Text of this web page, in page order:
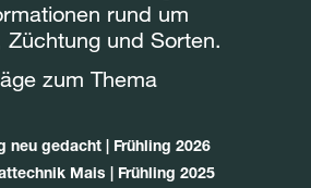
rund um
und Sorten.
zum Thema
neu gedacht | Frühling 2026
Mais | Frühling 2025